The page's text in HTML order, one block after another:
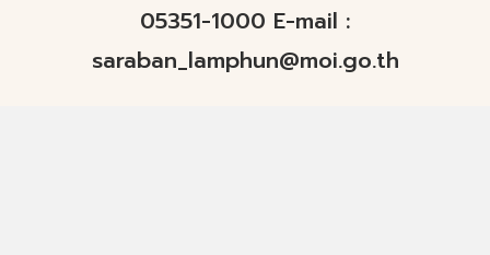
05351-1000 E-mail :
saraban_lamphun@moi.go.th